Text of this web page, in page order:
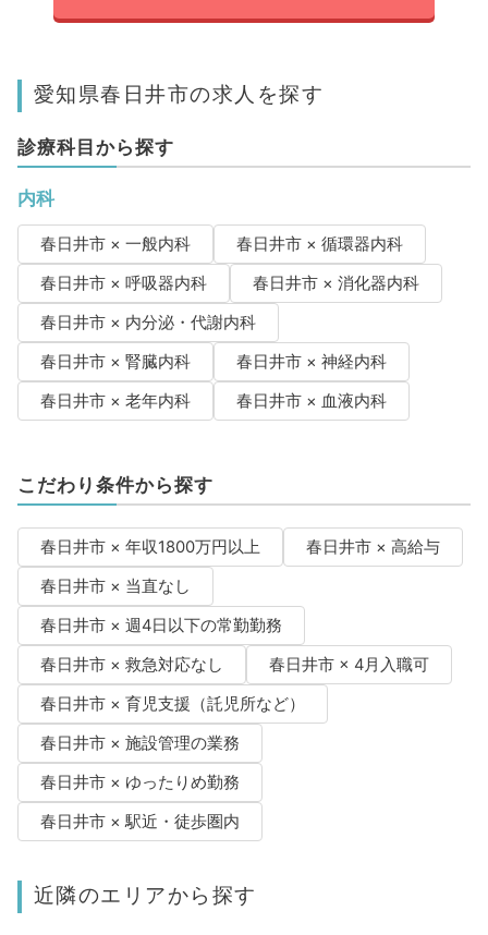
愛知県春日井市の求人を探す
診療科目から探す
内科
春日井市 × 一般内科
春日井市 × 循環器内科
春日井市 × 呼吸器内科
春日井市 × 消化器内科
春日井市 × 内分泌・代謝内科
春日井市 × 腎臓内科
春日井市 × 神経内科
春日井市 × 老年内科
春日井市 × 血液内科
こだわり条件から探す
春日井市 × 年収1800万円以上
春日井市 × 高給与
春日井市 × 当直なし
春日井市 × 週4日以下の常勤勤務
春日井市 × 救急対応なし
春日井市 × 4月入職可
春日井市 × 育児支援（託児所など）
春日井市 × 施設管理の業務
春日井市 × ゆったりめ勤務
春日井市 × 駅近・徒歩圏内
近隣のエリアから探す